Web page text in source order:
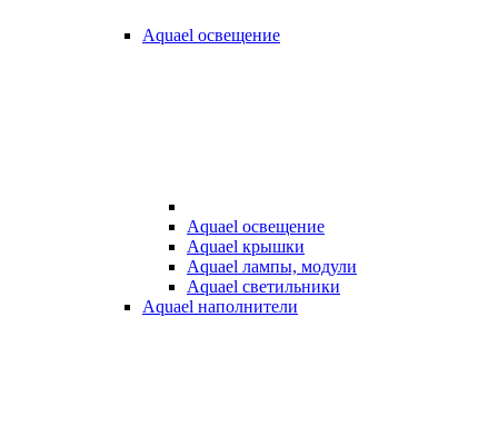
Aquael освещение
Aquael освещение
Aquael крышки
Aquael лампы, модули
Aquael светильники
Aquael наполнители